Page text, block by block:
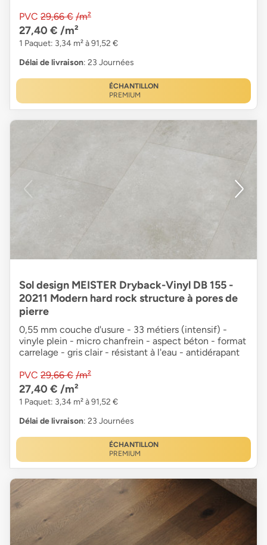
PVC 29,66 € /m²
27,40 € /m²
1 Paquet: 3,34 m² à 91,52 €
Délai de livraison: 23 Journées
ÉCHANTILLON
PREMIUM
Sol design MEISTER Dryback-Vinyl DB 155 -
20211 Modern hard rock structure à pores de
pierre
0,55 mm couche d'usure - 33 métiers (intensif) -
vinyle plein - micro chanfrein - aspect béton - format
carrelage - gris clair - résistant à l'eau - antidérapant
PVC 29,66 € /m²
27,40 € /m²
1 Paquet: 3,34 m² à 91,52 €
Délai de livraison: 23 Journées
ÉCHANTILLON
PREMIUM